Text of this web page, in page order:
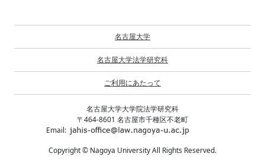
名古屋大学
名古屋大学法学研究科
ご利用にあたって
名古屋大学大学院法学研究科
〒464-8601 名古屋市千種区不老町
Email:
Copyright © Nagoya University All Rights Reserved.